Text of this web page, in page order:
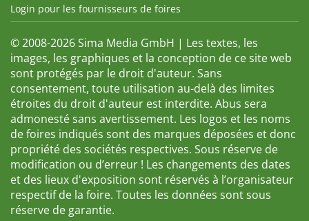
Login pour les fournisseurs de foires
© 2008-2026 Sima Media GmbH | Les textes, les
images, les graphiques et la conception de ce site web
sont protégés par le droit d'auteur. Sans
consentement, toute utilisation au-delà des limites
étroites du droit d'auteur est interdite. Abus sera
admonesté sans avertissement. Les logos et les noms
de foires indiqués sont des marques déposées et donc
propriété des sociétés respectives. Sous réserve de
modification ou d’erreur ! Les changements des dates
et des lieux d'exposition sont réservés à l’organisateur
respectif de la foire. Toutes les données sont sous
réserve de garantie.